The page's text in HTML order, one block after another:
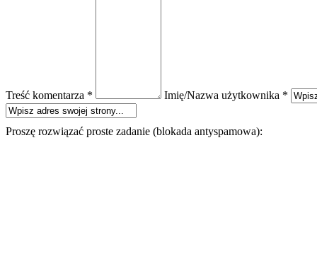
Treść komentarza * Imię/Nazwa użytkownika *
Proszę rozwiązać proste zadanie (blokada antyspamowa):